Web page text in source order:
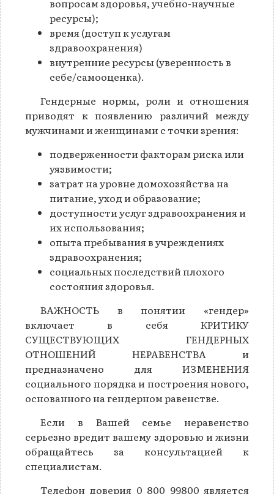
вопросам здоровья, учебно-научные
ресурсы);
время (доступ к услугам
здравоохранения)
внутренние ресурсы (уверенность в
себе/самооценка).
Гендерные нормы, роли и отношения
приводят к появлению различий между
мужчинами и женщинами с точки зрения:
подверженности факторам риска или
уязвимости;
затрат на уровне домохозяйства на
питание, уход и образование;
доступности услуг здравоохранения и
их использования;
опыта пребывания в учреждениях
здравоохранения;
социальных последствий плохого
состояния здоровья.
ВАЖНОСТЬ в понятии «гендер»
включает в себя КРИТИКУ
СУЩЕСТВУЮЩИХ ГЕНДЕРНЫХ
ОТНОШЕНИЙ НЕРАВЕНСТВА и
предназначено для ИЗМЕНЕНИЯ
социального порядка и построения нового,
основанного на гендерном равенстве.
Если в Вашей семье неравенство
серьезно вредит вашему здоровью и жизни
обращайтесь за консультацией к
специалистам.
Телефон доверия 0 800 99800 является